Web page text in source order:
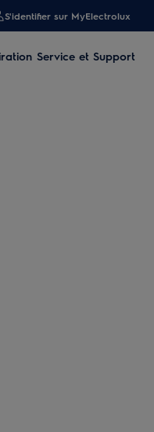
S'identifier sur MyElectrolux
Service et Support